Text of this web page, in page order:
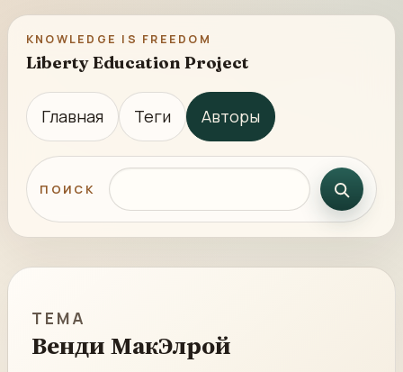
KNOWLEDGE IS FREEDOM
Liberty Education Project
Главная Теги Авторы
ПОИСК Поиск по сайту
ТЕМА
Венди МакЭлрой